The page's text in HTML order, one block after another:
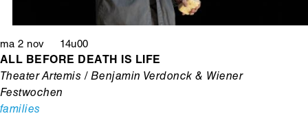
ma 2 nov 14u00
ALL BEFORE DEATH IS LIFE
Theater Artemis / Benjamin Verdonck & Wiener
Festwochen
families